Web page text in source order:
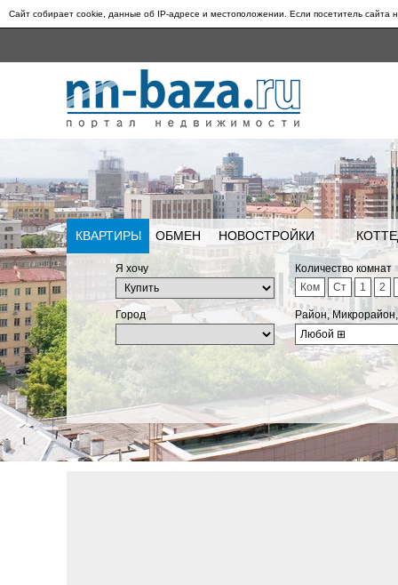
Сайт собирает cookie, данные об IP-адресе и местоположении. Если посетитель сайта
КВАРТИРЫ ОБМЕН НОВОСТРОЙКИ
Я хочу
Количество комнат
Ком
Ст 1 2
Город
Район,
Любой ⊞